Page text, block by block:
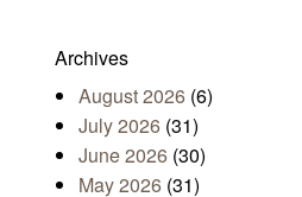
Archives
August 2026 (6)
July 2026 (31)
June 2026 (30)
May 2026 (31)